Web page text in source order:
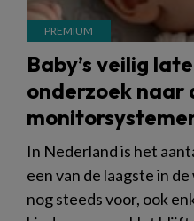
Baby’s veilig
onderzoek naar
In Nederland is het
een van de laagste in
nog steeds voor, ook